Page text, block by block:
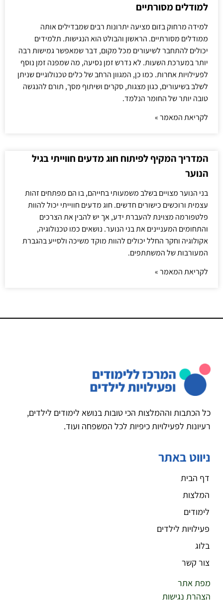
למודלים מסורתיים
למידה מרחוק בזום מציעה יתרונות רבים שמבדילים אותה
ממודלים מסורתיים. הראשון והבולט הוא הנגישות. תלמידים
יכולים להתחבר לשיעורים מכל מקום, דבר שמאפשר גמישות רבה
יותר במערכת השעות. לא נדרש זמן נסיעה, מה שמפנה זמן נוסף
לפעילויות אחרות. כמו כן, המגוון הרחב של כלים טכנולוגיים שניתן
לשלב בשיעורים, כגון מצגות, סקרים ושיתוף מסך, תורם להנגשה
טובה יותר של החומר הנלמד.
לקריאת המאמר »
המדריך המקיף לפיתוח חוג מדעים חווייתי בגיל
הנוער
בני הנוער מצויים בשלב משמעותי בחייהם, בו הם מפתחים זהות
עצמית ורוכשים כישורים חדשים. חוג מדעים חווייתי יכול להוות
פלטפורמה מצוינת להעברת ידע, אך יש להבין את הצרכים
והתחומים המעניינים את בני הנוער. נושאים כמו טכנולוגיה,
אקולוגיה וחקר החלל יכולים להוות מוקד משיכה ולסייע בהגברת
המעורבות של המשתתפים.
לקריאת המאמר »
כל הכתבות וההמלצות הכי טובות בנושא לימודים לילדים,
רעיונות לפעילויות כיפיות לכל המשפחה ועוד.
ניווט באתר
דף הבית
המלצות
לימודים
פעילויות לילדים
בלוג
צור קשר
מפת אתר
הצהרת נגישות